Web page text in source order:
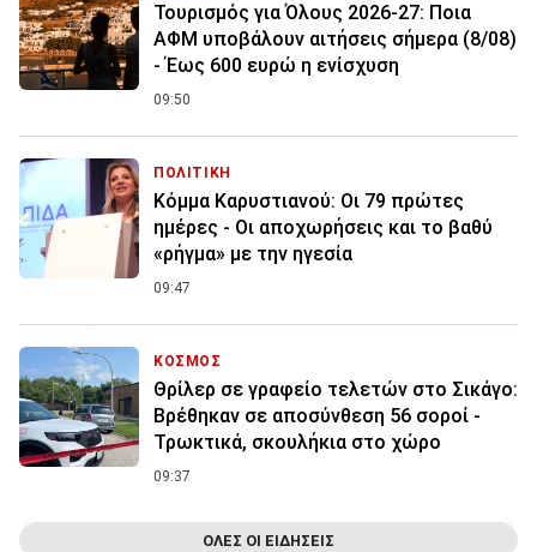
Τουρισμός για Όλους 2026-27: Ποια
ΑΦΜ υποβάλουν αιτήσεις σήμερα (8/08)
- Έως 600 ευρώ η ενίσχυση
09:50
ΠΟΛΙΤΙΚΗ
Κόμμα Καρυστιανού: Οι 79 πρώτες
ημέρες - Οι αποχωρήσεις και το βαθύ
«ρήγμα» με την ηγεσία
09:47
ΚΟΣΜΟΣ
Θρίλερ σε γραφείο τελετών στο Σικάγο:
Βρέθηκαν σε αποσύνθεση 56 σοροί -
Τρωκτικά, σκουλήκια στο χώρο
09:37
ΟΛΕΣ ΟΙ ΕΙΔΗΣΕΙΣ